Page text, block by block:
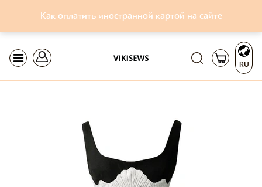
Как оплатить иностранной картой на сайте
RU